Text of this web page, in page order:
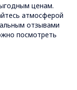
ценам.
атмосферой
отзывами
посмотреть